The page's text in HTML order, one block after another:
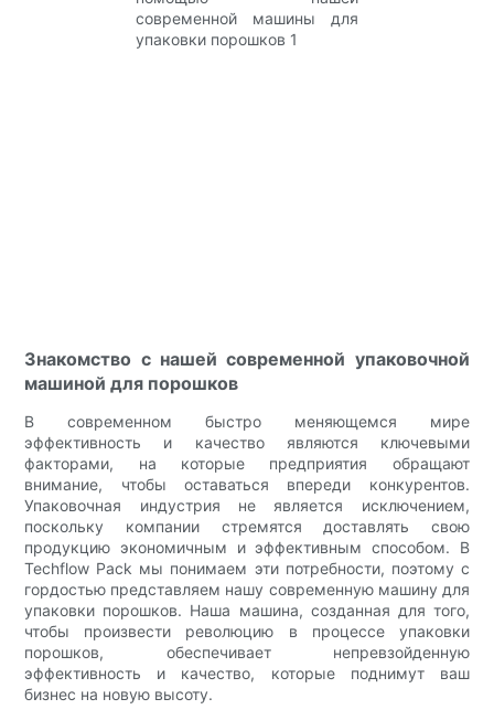
Знакомство с нашей современной упаковочной
машиной для порошков
В современном быстро меняющемся мире
эффективность и качество являются ключевыми
факторами, на которые предприятия обращают
внимание, чтобы оставаться впереди конкурентов.
Упаковочная индустрия не является исключением,
поскольку компании стремятся доставлять свою
продукцию экономичным и эффективным способом. В
Techflow Pack мы понимаем эти потребности, поэтому с
гордостью представляем нашу современную машину для
упаковки порошков. Наша машина, созданная для того,
чтобы произвести революцию в процессе упаковки
порошков, обеспечивает непревзойденную
эффективность и качество, которые поднимут ваш
бизнес на новую высоту.